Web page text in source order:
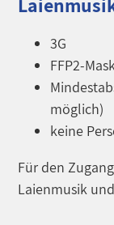
3G
FFP2-
möglich)
keine
Für den
Laienmusik